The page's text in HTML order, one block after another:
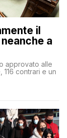
il
a
approvato alle
contrari e un